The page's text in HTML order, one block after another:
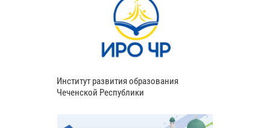
Институт развития образования
Чеченской Республики